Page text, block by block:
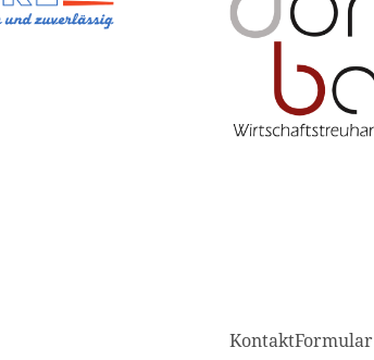
KontaktFormular